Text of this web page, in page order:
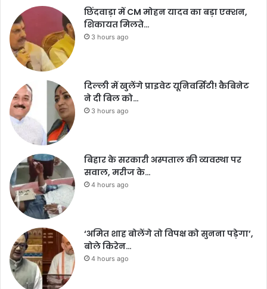
छिंदवाड़ा में CM मोहन यादव का बड़ा एक्शन,
शिकायत मिलते…
3 hours ago
दिल्ली में खुलेंगे प्राइवेट यूनिवर्सिटी! कैबिनेट
ने दी बिल को…
3 hours ago
बिहार के सरकारी अस्पताल की व्यवस्था पर
सवाल, मरीज के…
4 hours ago
‘अमित शाह बोलेंगे तो विपक्ष को सुनना पड़ेगा’,
बोले किरेन…
4 hours ago